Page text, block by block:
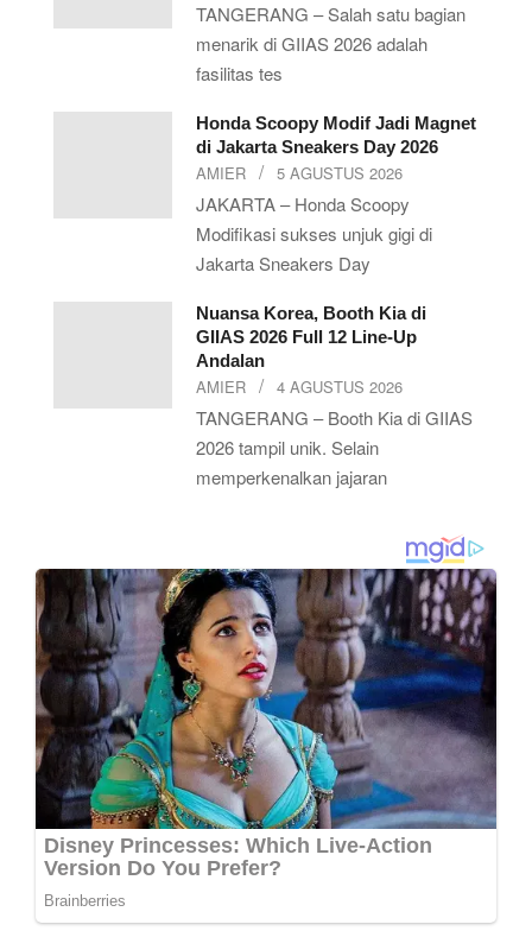
TANGERANG – Salah satu bagian
menarik di GIIAS 2026 adalah
fasilitas tes
Honda Scoopy Modif Jadi Magnet
di Jakarta Sneakers Day 2026
AMIER 5 AGUSTUS 2026
JAKARTA – Honda Scoopy
Modifikasi sukses unjuk gigi di
Jakarta Sneakers Day
Nuansa Korea, Booth Kia di
GIIAS 2026 Full 12 Line-Up
Andalan
AMIER 4 AGUSTUS 2026
TANGERANG – Booth Kia di GIIAS
2026 tampil unik. Selain
memperkenalkan jajaran